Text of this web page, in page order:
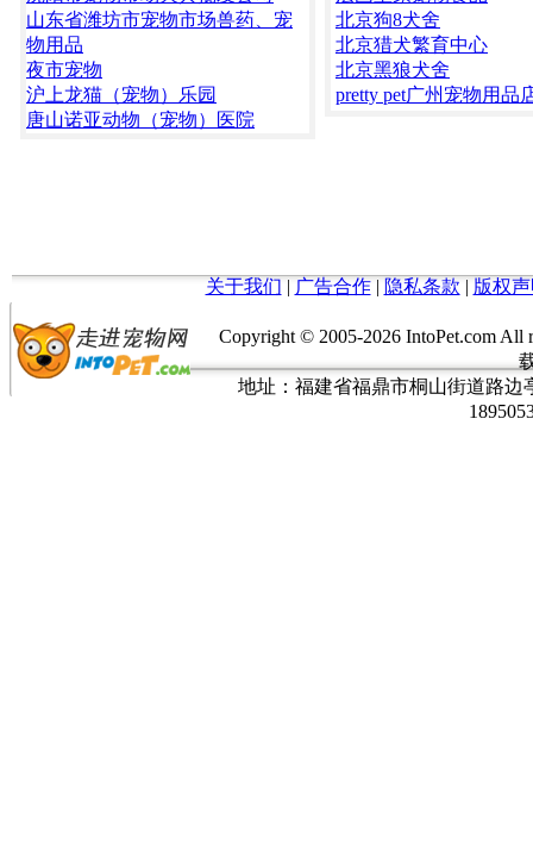
山东省潍坊市宠物市场兽药、宠
物用品
夜市宠物
沪上龙猫（宠物）乐园
唐山诺亚动物（宠物）医院
北京狗8犬舍
北京猎犬繁育中心
北京黑狼犬舍
pretty pet广州宠物用品
关于我们 | 广告合作| 隐私条款 | 版权
Copyright © 2005-2026 IntoPet.com
地址：福建省福鼎市桐山街道路边